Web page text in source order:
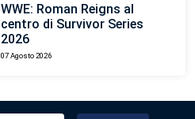
WWE: Roman Reigns al
centro di Survivor Series
2026
07 Agosto 2026